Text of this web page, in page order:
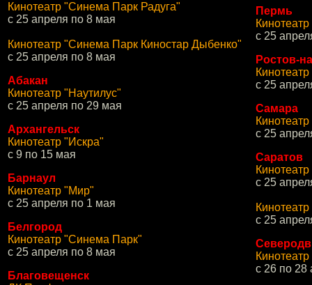
Кинотеатр "Синема Парк Радуга"
с 25 апреля по 8 мая
Кинотеатр "Синема Парк Киностар Дыбенко"
с 25 апреля по 8 мая
Абакан
Кинотеатр "Наутилус"
с 25 апреля по 29 мая
Архангельск
Кинотеатр "Искра"
с 9 по 15 мая
Барнаул
Кинотеатр "Мир"
с 25 апреля по 1 мая
Белгород
Кинотеатр "Синема Парк"
с 25 апреля по 8 мая
Благовещенск
Пермь
с 25
Ростов-
с 25
Самара
с 25
Саратов
с 25
с 25
с 26 по 28